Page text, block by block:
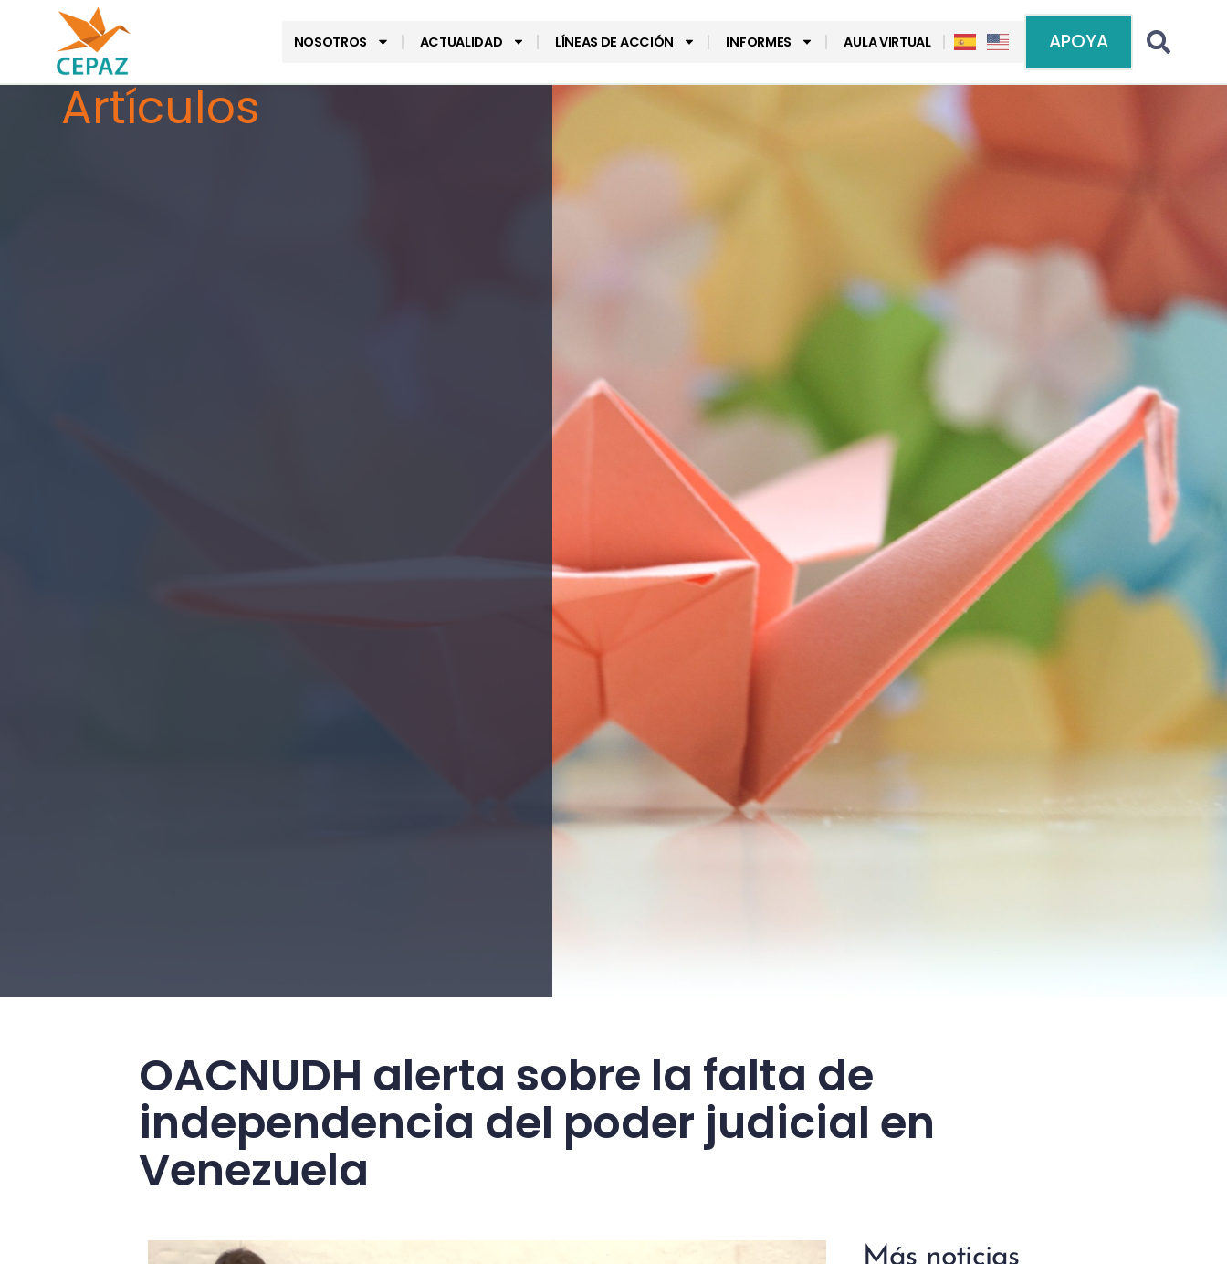
NOSOTROS ACTUALIDAD LÍNEAS DE ACCIÓN INFORMES AULA VIRTUAL APOYA
Artículos
OACNUDH alerta sobre la falta de
independencia del poder judicial en
Venezuela
Más noticias